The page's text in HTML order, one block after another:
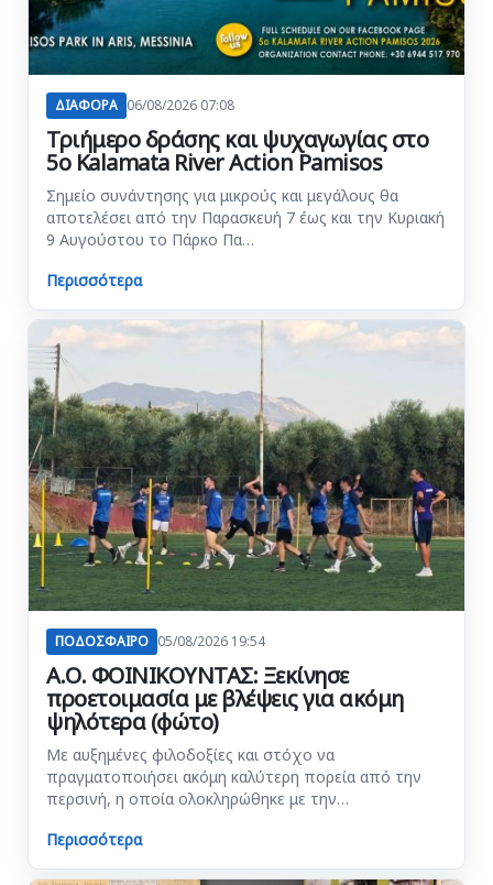
ΔΙΑΦΟΡΑ 06/08/2026 07:08
Τριήμερο δράσης και ψυχαγωγίας στο
5ο Kalamata River Action Pamisos
Σημείο συνάντησης για μικρούς και μεγάλους θα
αποτελέσει από την Παρασκευή 7 έως και την Κυριακή
9 Αυγούστου το Πάρκο Πα…
Περισσότερα
ΠΟΔΟΣΦΑΙΡΟ 05/08/2026 19:54
Α.Ο. ΦΟΙΝΙΚΟΥΝΤΑΣ: Ξεκίνησε
προετοιμασία με βλέψεις για ακόμη
ψηλότερα (φώτο)
Με αυξημένες φιλοδοξίες και στόχο να
πραγματοποιήσει ακόμη καλύτερη πορεία από την
περσινή, η οποία ολοκληρώθηκε με την…
Περισσότερα